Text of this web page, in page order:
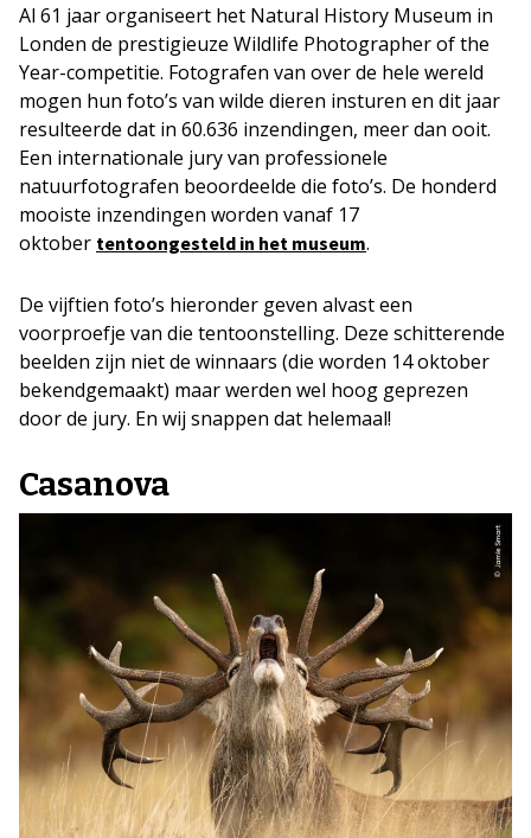
Al 61 jaar organiseert het Natural History Museum in
Londen de prestigieuze Wildlife Photographer of the
Year-competitie. Fotografen van over de hele wereld
mogen hun foto’s van wilde dieren insturen en dit jaar
resulteerde dat in 60.636 inzendingen, meer dan ooit.
Een internationale jury van professionele
natuurfotografen beoordeelde die foto’s. De honderd
mooiste inzendingen worden vanaf 17
oktober tentoongesteld in het museum.
De vijftien foto’s hieronder geven alvast een
voorproefje van die tentoonstelling. Deze schitterende
beelden zijn niet de winnaars (die worden 14 oktober
bekendgemaakt) maar werden wel hoog geprezen
door de jury. En wij snappen dat helemaal!
Casanova